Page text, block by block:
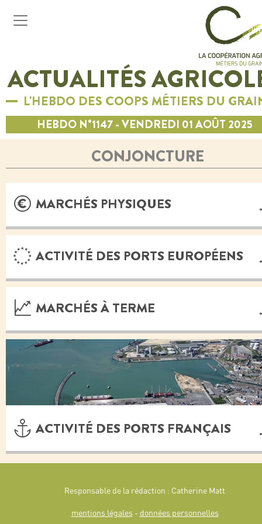
ACTUALITÉS
L'HEBDO DES COOPS MÉTIERS DU
HEBDO N°1147 - VENDREDI 01 AOÛT 2025
CONJONCTURE
MARCHÉS PHYSIQUES
ACTIVITÉ DES PORTS EUROPÉENS
MARCHÉS À TERME
ACTIVITÉ DES PORTS FRANÇAIS
Responsable de la rédaction : Catherine Matt
mentions légales - données personnelles